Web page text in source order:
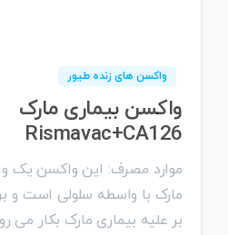
واکسن های زنده طیور
واکسن بیماری مارک
Rismavac+CA126
موارد مصرف: این واکسن یک
مارک با واسطه سلولی است و
بر علیه بیماری مارک بکار می